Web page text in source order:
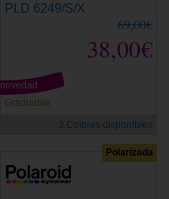
PLD 6249/S/X
69,00€
38,00€
Graduable
novedad
3 Colores disponibles
Polarizada